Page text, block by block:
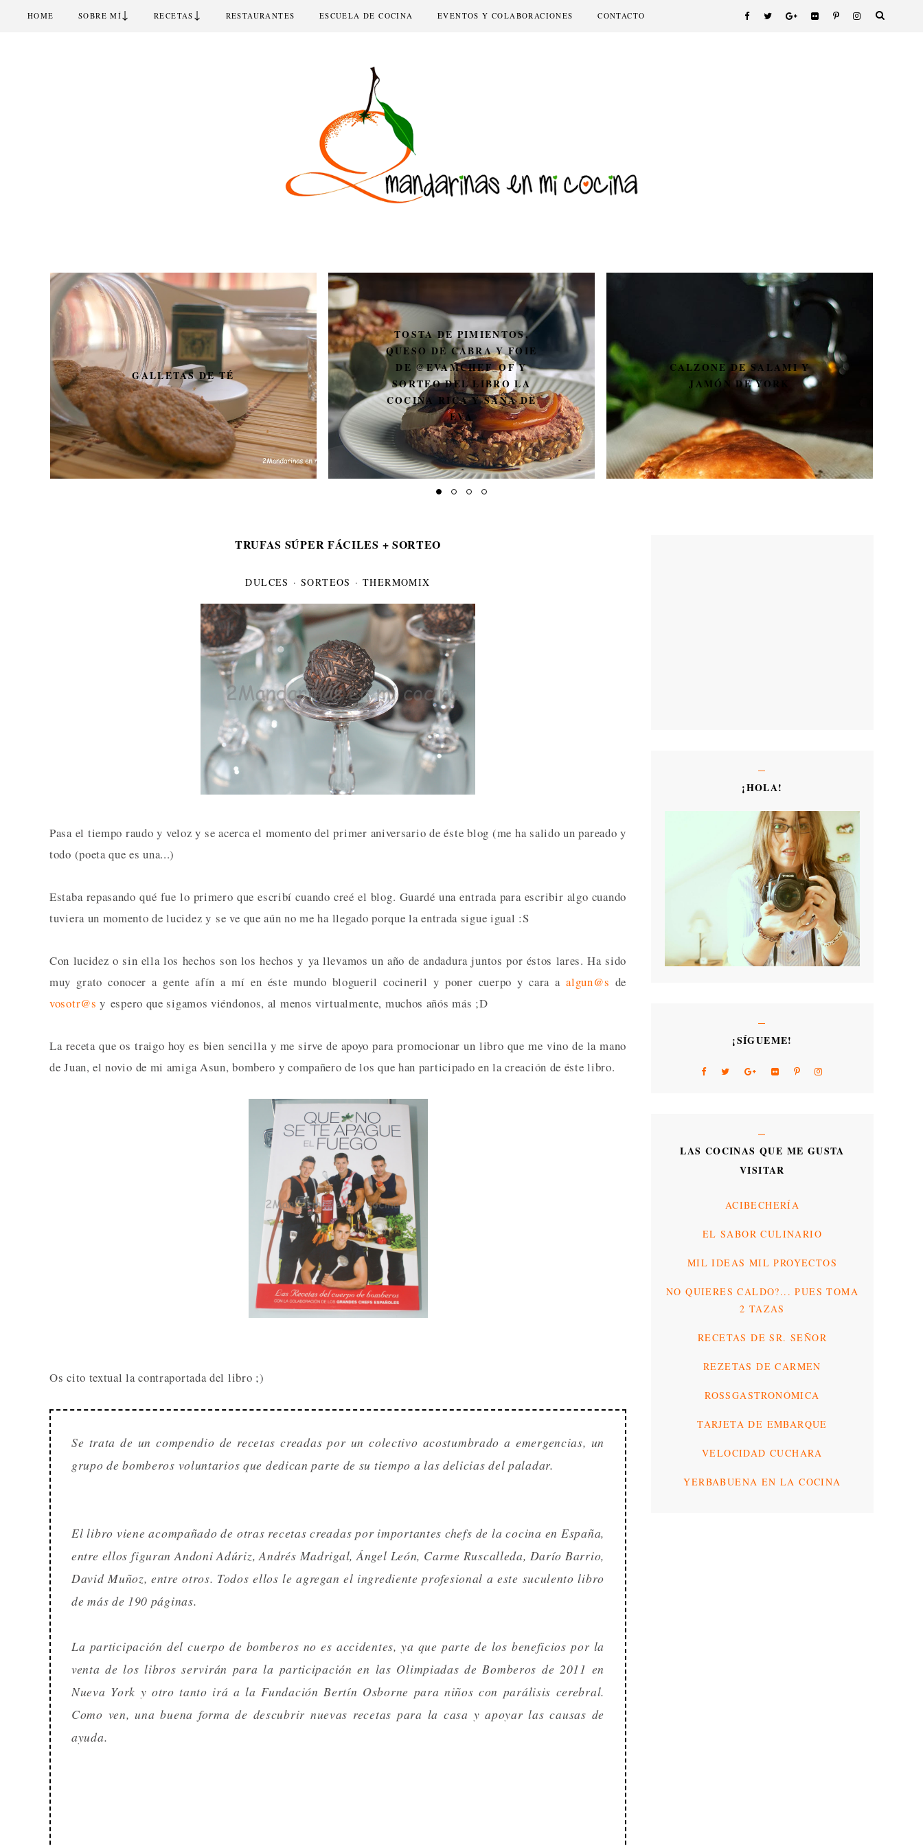
HOME SOBRE MÍ↓ RECETAS ↓ RESTAURANTES ESCUELA DE COCINA EVENTOS Y COLABORACIONES CONTACTO
GALLETAS DE TÉ
TOSTA DE PIMIENTOS,
QUESO DE CABRA Y FOIE
DE @EVAMCHEF_OF Y
SORTEO DEL LIBRO LA
COCINA RICA Y SANA DE
EVA
CALZONE DE SALAMI Y
JAMÓN DE YORK
TRUFAS SÚPER FÁCILES + SORTEO
DULCES · SORTEOS · THERMOMIX
Pasa el tiempo raudo y veloz y se acerca el momento del primer aniversario de éste blog (me ha salido un pareado y
todo (poeta que es una...)
Estaba repasando qué fue lo primero que escribí cuando creé el blog. Guardé una entrada para escribir algo cuando
tuviera un momento de lucidez y se ve que aún no me ha llegado porque la entrada sigue igual :S
Con lucidez o sin ella los hechos son los hechos y ya llevamos un año de andadura juntos por éstos lares. Ha sido
muy grato conocer a gente afín a mí en éste mundo blogueril cocineril y poner cuerpo y cara aalgun@s de
vosotr@s y espero que sigamos viéndonos, al menos virtualmente, muchos añós más ;D
La receta que os traigo hoy es bien sencilla y me sirve de apoyo para promocionar un libro que me vino de la mano
de Juan, el novio de mi amiga Asun, bombero y compañero de los que han participado en la creación de éste libro.
Os cito textual la contraportada del libro ;)
Se trata de un compendio de recetas creadas por un colectivo acostumbrado a emergencias, un
grupo de bomberos voluntarios que dedican parte de su tiempo a las delicias del paladar.
El libro viene acompañado de otras recetas creadas por importantes chefs de la cocina en España,
entre ellos figuran Andoni Adúriz, Andrés Madrigal, Ángel León, Carme Ruscalleda, Darío Barrio,
David Muñoz, entre otros. Todos ellos le agregan el ingrediente profesional a este suculento libro
de más de 190 páginas.
La participación del cuerpo de bomberos no es accidentes, ya que parte de los beneficios por la
venta de los libros servirán para la participación en las Olimpiadas de Bomberos de 2011 en
Nueva York y otro tanto irá a la Fundación Bertín Osborne para niños con parálisis cerebral.
Como ven, una buena forma de descubrir nuevas recetas para la casa y apoyar las causas de
ayuda.
¡HOLA!
¡SÍGUEME!
LAS COCINAS QUE ME GUSTA
VISITAR
ACIBECHERÍA
EL SABOR CULINARIO
MIL IDEAS MIL PROYECTOS
NO QUIERES CALDO?... PUES TOMA
2 TAZAS
RECETAS DE SR. SEÑOR
REZETAS DE CARMEN
ROSSGASTRONÓMICA
TARJETA DE EMBARQUE
VELOCIDAD CUCHARA
YERBABUENA EN LA COCINA